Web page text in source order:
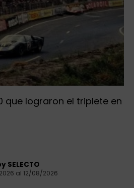
que lograron el triplete en
SELECTO
al 12/08/2026